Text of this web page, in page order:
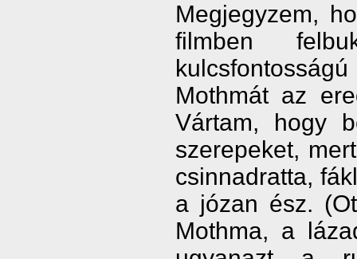
Megjegyzem,
filmben
Mothmát az
Vártam, hogy
szerepeket,
csinnadratta,
a józan ész.
Mothma, a